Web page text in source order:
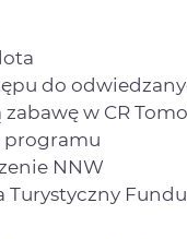
do
w CR
programu
NNW
Turystyczny